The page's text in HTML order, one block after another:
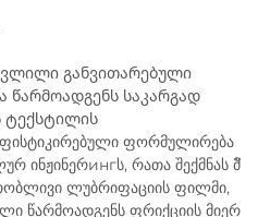
განვითარებული
საკარგად
ტექსტილის
ფორმულირება
ინჟინერингს, რათა შექმნას მั
ლუბრიფაციის ფილმი,
წარმოადგენს ფრიქციის მიერ